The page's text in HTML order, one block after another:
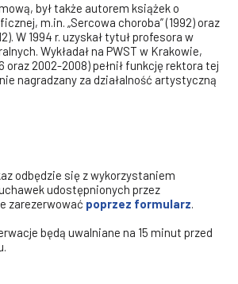
był także autorem książek o
m.in. „Sercowa choroba” (1992) oraz
W 1994 r. uzyskał tytuł profesora w
Wykładał na PWST w Krakowie,
oraz 2002-2008) pełnił funkcję rektora tej
nagradzany za działalność artystyczną
odbędzie się z wykorzystaniem
udostępnionych przez
zarezerwować poprzez formularz.
będą uwalniane na 15 minut przed